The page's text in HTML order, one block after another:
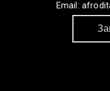
Email: